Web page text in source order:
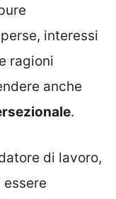
interessi
ragioni
anche
.
di lavoro,
essere